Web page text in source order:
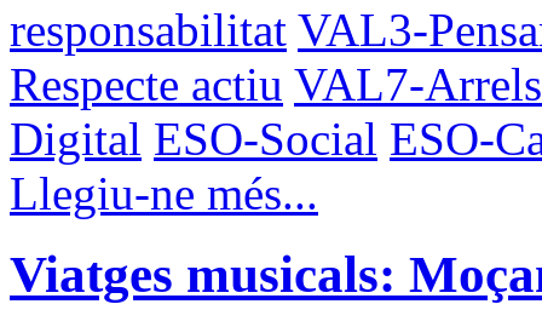
responsabilitat VAL3-
Respecte actiu VAL7-
Digital ESO-Social ESO-
Llegiu-ne més...
Viatges musicals: